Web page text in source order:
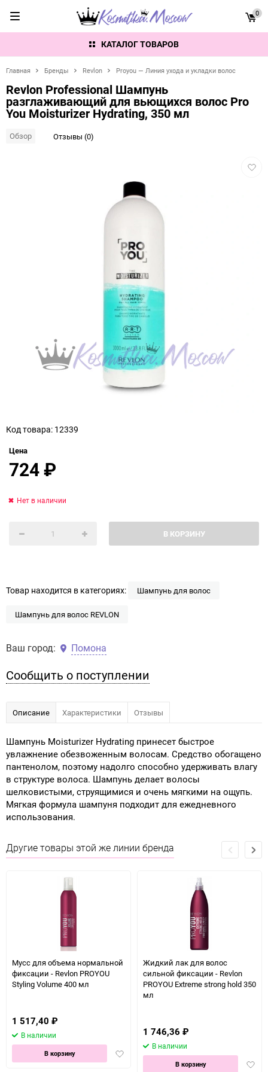
КАТАЛОГ ТОВАРОВ
0
Главная Бренды Revlon Proyou — Линия ухода и укладки волос
Revlon Professional Шампунь
разглаживающий для вьющихся волос Pro
You Moisturizer Hydrating, 350 мл
Обзор Отзывы (0)
Код товара: 12339
Цена
724₽
В КОРЗИНУ
Нет в наличии
Товар находится в категориях: Шампунь для волос
Шампунь для волос REVLON
Ваш город: Помона
Сообщить о поступлении
Описание Характеристики Отзывы
Шампунь Moisturizer Hydrating принесет быстрое
увлажнение обезвоженным волосам. Средство обогащено
пантенолом, поэтому надолго способно удерживать влагу
в структуре волоса. Шампунь делает волосы
шелковистыми, струящимися и очень мягкими на ощупь.
Мягкая формула шампуня подходит для ежедневного
использования.
Другие товары этой же линии бренда
Мусс для объема нормальной
фиксации - Revlon PROYOU
Styling Volume 400 мл
1 517,40 ₽
В наличии
Добавить
В корзину
Жидкий лак для волос
сильной фиксации - Revlon
PROYOU Extreme strong hold 350
мл
1 746,36 ₽
В наличии
В корзину